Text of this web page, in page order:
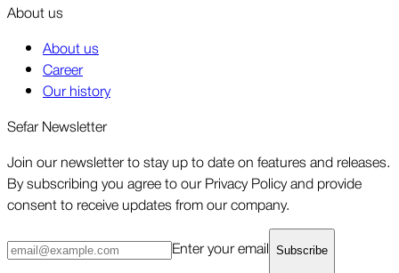
About us
About us
Career
Our history
Sefar Newsletter
Join our newsletter to stay up to date on features and releases.
By subscribing you agree to our Privacy Policy and provide
consent to receive updates from our company.
Enter your email Subscribe